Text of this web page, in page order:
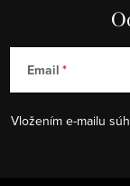
Email
Vložením e-mailu